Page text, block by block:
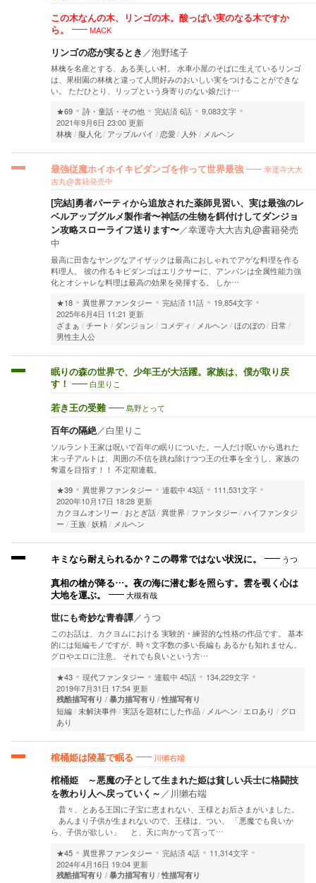
この木なんの木、リンゴの木。酸っぱい実のなる木ですか
ら。
MACK
リンゴの恋が実るとき ／泡野瑤子
林檎を名産とする、ある美しい村。 水車小屋のそばに生えているリンゴ
は、果樹園の林檎と違って人間好みのおいしい実をつけることができな
い。 ただひとり、リップという身寄りのない娘だけ…
★69
詩・童話・その他 完結済6話
9,083文字
2021年9月6日 23:00 更新
林檎 擬人化 アップルパイ 恋愛 人外 メルヘン
最強従魔ホイホイキビダンゴを作って世界最強
幸運寺大大
吉丸@書籍発売中
[完結]勇者パーティから追放された薬師見習い、実は最強のレ
ベルアップグルメ製作者〜神話の生物を餌付けしてダンジョ
ン攻略スローライフ送ります〜／幸運寺大大吉丸@書籍発売
中
最高に田舎なヤングなアイザックは最高におしゃれでアゲな料理を作る
料理人。 彼の作るキビダンゴはエリクサーに、アンパンは全属性能力強
化とオシャレな料理は最高の効果を発揮する。 しか…
★18
異世界ファンタジー 完結済 11話
19,854文字
2025年6月4日 11:21 更新
ざまぁ
チート ダンジョン コメディ メルヘン ほのぼの 日常
男性主人公
眠りの森の世界で、少年王が大活躍。家族は、僕が取り戻
す！
白里りこ
若き王の受難 島野とって
百年の隔絶／白里りこ
ソルラント王家は呪いで百年の眠りについた。一人だけ呪いから逃れた
末っ子アルトは、周囲の不信を跳ね除けつつ王の仕事を全うし、家族の
奪還を目指す！！ 不定期連載。
★39
異世界ファンタジー 連載中 43話
111,531文字
2020年10月17日 18:28 更新
カクヨムオンリー
おとぎ話 異世界 ファンタジー ハイファンタジ
ー
王族 妖精 メルヘン
キミなら耐えられるか？この尋常ではない状況に。 うつ
真相の槍が降る…。夜の海に潜む影を照らす。雲を覗く心は
大地を運ぶ。
大槻有哉
世にも奇妙な青春譚／ うつ
このお話は、カクヨムにおける 実験的・練習的な性格の作品です。 基本
的には短編モノですが、時々文字数の多い長編も あるかも知れません。
グロやエロに注意。 それでも良いという方…
★43
現代ファンタジー 連載中 45話
134,229文字
2019年7月31日 17:54 更新
残酷描写有り 暴力描写有り 性描写有り
短編 未解決事件 実話を題材にした作品 メルヘン エロあり
グロ
あり
棺桶姫は陵墓で眠る 川獺右端
棺桶姫 ～悪魔の子として生まれた姫は貧しい兵士に格闘技
を教わり人へ戻っていく～ ／ 川獺右端
昔々、とある王国に子宝に恵まれない、王様とお后さまがいました。
あんまり子供が生まれないので、王様は、つい、 「悪魔でも良いか
ら、子供が欲しい」 と、天に向かって言って…
★45
異世界ファンタジー 完結済4話
11,314文字
2024年4月16日 19:04 更新
残酷描写有り 暴力描写有り 性描写有り